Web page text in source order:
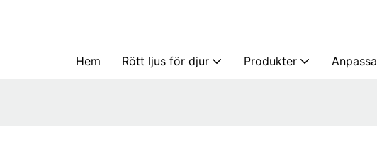
Hem Rött ljus för djur Produkter Anpassa